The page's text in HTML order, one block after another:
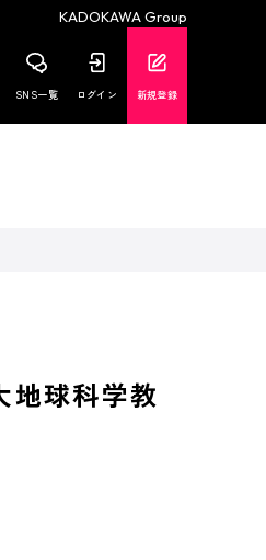
KADOKAWA Group
SNS一覧 ログイン 新規登録
地球科学教